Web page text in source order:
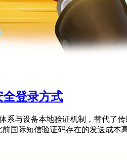
全登录方式
系与设备本地验证机制，替代了
国际短信验证码存在的发送成本